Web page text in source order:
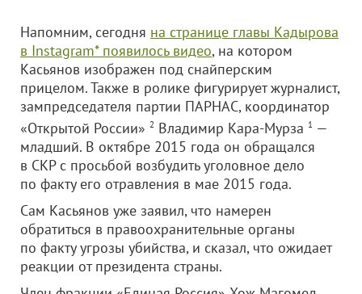
Напомним, сегодня на странице главы Кадырова
в Instagram* появилось видео, на котором
Касьянов изображен под снайперским
прицелом. Также в ролике фигурирует журналист,
зампредседателя партии ПАРНАС, координатор
«Открытой России» 2 Владимир Кара-Мурза 1 —
младший. В октябре 2015 года он обращался
в СКР с просьбой возбудить уголовное дело
по факту его отравления в мае 2015 года.
Сам Касьянов уже заявил, что намерен
обратиться в правоохранительные органы
по факту угрозы убийства, и сказал, что ожидает
реакции от президента страны.